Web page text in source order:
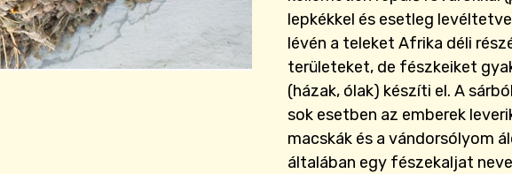
lepkékkel és esetleg
lévén a teleket Afrika déli
területeket, de fészkeiket
(házak, ólak) készíti el. A
sok esetben az emberek
macskák és a vándorsólyom
általában egy fészekaljat